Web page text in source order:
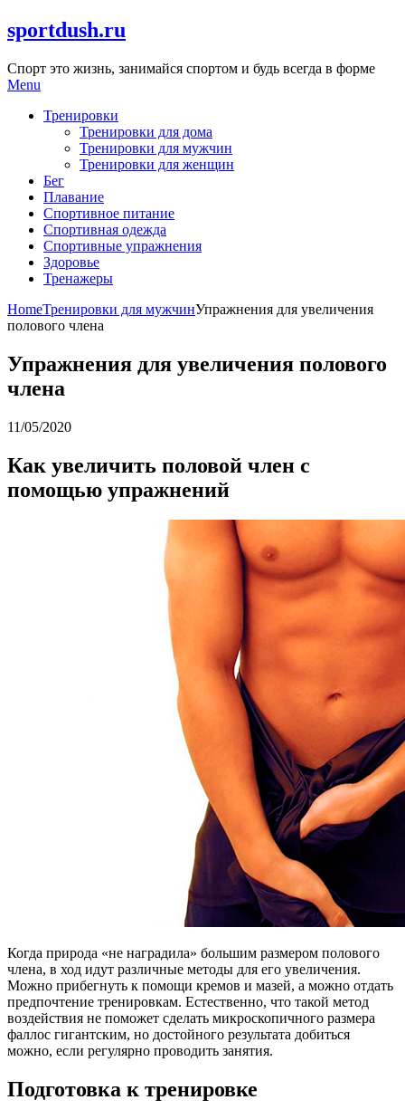
Skip
to
sportdush.ru
Спорт это жизнь, занимайся спортом и будь всегда в форме
Menu
Тренировки
Тренировки для дома
Тренировки для мужчин
Тренировки для женщин
Бег
Плавание
Спортивное питание
Спортивная одежда
Спортивные упражнения
Здоровье
Тренажеры
HomeТренировки для мужчинУпражнения для увеличения
полового члена
Упражнения для увеличения полового
члена
11/05/2020
Как увеличить половой член с
помощью упражнений
Когда природа «не наградила» большим размером полового
члена, в ход идут различные методы для его увеличения.
Можно прибегнуть к помощи кремов и мазей, а можно отдать
предпочтение тренировкам. Естественно, что такой метод
воздействия не поможет сделать микроскопичного размера
фаллос гигантским, но достойного результата добиться
можно, если регулярно проводить занятия.
Подготовка к тренировке